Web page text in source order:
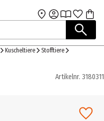
Hauptinhalt
Kuscheltiere
Stofftiere
Artikelnr. 3180311